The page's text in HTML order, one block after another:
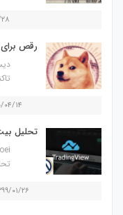
رقص
۱۴۰۰/
تحلیل بیت
۱۳۹۹/۰۱/